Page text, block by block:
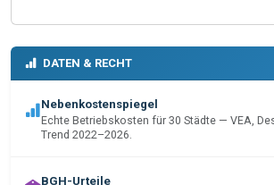
DATEN & RECHT
Nebenkostenspiegel
Echte Betriebskosten für 30 Städte — VEA,
Trend 2022–2026.
BGH-Urteile